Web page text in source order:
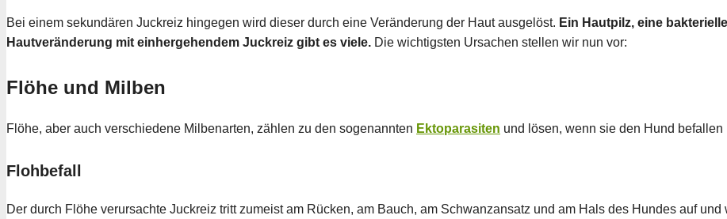
Bei einem sekundären Juckreiz hingegen wird dieser durch eine Veränderung der Haut ausgelöst. Ein Hautpilz, eine
Hautveränderung mit einhergehendem Juckreiz gibt es viele. Die wichtigsten Ursachen stellen wir nun vor:
Flöhe und Milben
Flöhe, aber auch verschiedene Milbenarten, zählen zu den sogenannten Ektoparasiten und lösen, wenn sie den Hund
Flohbefall
Der durch Flöhe verursachte Juckreiz tritt zumeist am Rücken, am Bauch, am Schwanzansatz und am Hals des Hundes auf